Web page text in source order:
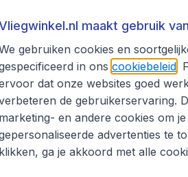
Over Vliegwinkel.nl
Reisgids
maakt gebruik
gebruiken cookies en
in ons cookiebeleid.
dat onze websites goed
de gebruikerservaring.
marketing- en andere cookies om
advertenties te
klikken, ga je akkoord met alle